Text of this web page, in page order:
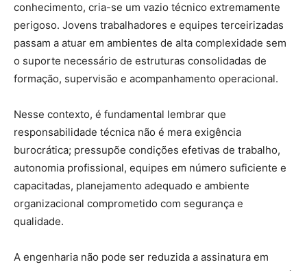
conhecimento, cria-se um vazio técnico extremamente
perigoso. Jovens trabalhadores e equipes terceirizadas
passam a atuar em ambientes de alta complexidade sem
o suporte necessário de estruturas consolidadas de
formação, supervisão e acompanhamento operacional.
Nesse contexto, é fundamental lembrar que
responsabilidade técnica não é mera exigência
burocrática; pressupõe condições efetivas de trabalho,
autonomia profissional, equipes em número suficiente e
capacitadas, planejamento adequado e ambiente
organizacional comprometido com segurança e
qualidade.
A engenharia não pode ser reduzida a assinatura em